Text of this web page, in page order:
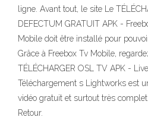
ligne. Avant tout, le site Le
DEFECTUM GRATUIT APK -
Mobile doit être installé pour
Grâce à Freebox Tv Mobile,
TÉLÉCHARGER OSL TV APK -
Téléchargement s Lightworks est
vidéo gratuit et surtout très
Retour.